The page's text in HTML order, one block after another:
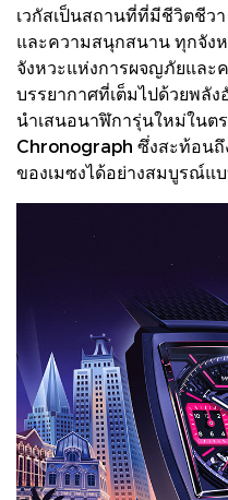
เวกัสเป็นสถานที่ที่มีชีวิตชีว
และความสนุกสนาน ทุกจัง
จังหวะแห่งการผจญภัยและ
บรรยากาศที่เต็มไปด้วยพลั
นำเสนอนาฬิการุ่นใหม่ในต
Chronograph ซึ่งสะท้อน
ของเมซงได้อย่างสมบูรณ์แ